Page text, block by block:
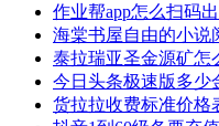
作业帮app怎么扫码
海棠书屋自由的小说
泰拉瑞亚圣金源矿怎
今日头条极速版多少
货拉拉收费标准价格